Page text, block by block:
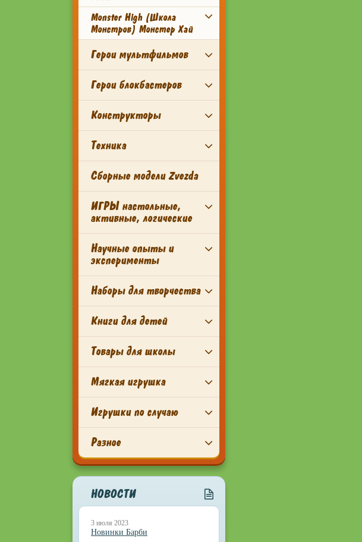
Monster High (Школа
Монстров) Монстер Хай
Герои мультфильмов
Герои блокбастеров
Конструкторы
Техника
Сборные модели Zvezda
ИГРЫ настольные,
активные, логические
Научные опыты и
эксперименты
Наборы для творчества
Книги для детей
Товары для школы
Мягкая игрушка
Игрушки по случаю
Разное
НОВОСТИ
3 июля 2023
Новинки Барби